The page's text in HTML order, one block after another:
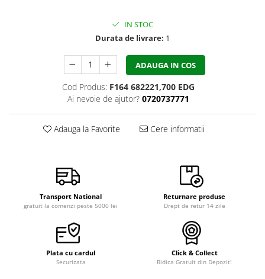
IN STOC
Durata de livrare: 1
ADAUGA IN COS
Cod Produs: F164 682221,700 EDG
Ai nevoie de ajutor? 0720737771
Adauga la Favorite Cere informatii
Transport National
gratuit la comenzi peste 5000 lei
Returnare produse
Drept de retur 14 zile
Plata cu cardul
Securizata
Click & Collect
Ridica Gratuit din Depozit!